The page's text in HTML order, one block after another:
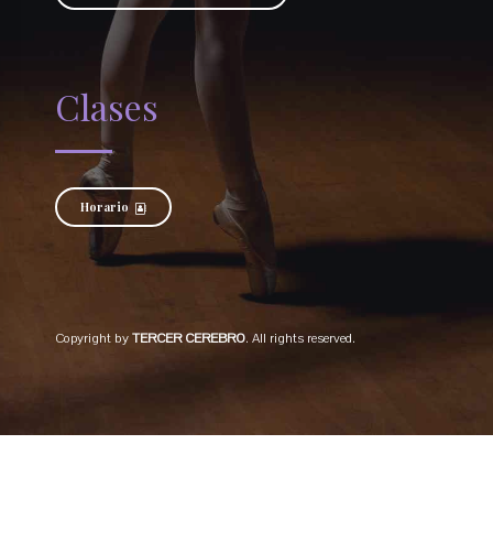
Clases
Horario
Copyright byTERCER CEREBRO. All rights reserved.